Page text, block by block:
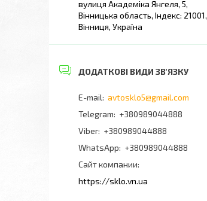
вулиця Академіка Янгеля, 5,
Вінницька область, Індекс: 21001,
Вінниця, Україна
avtosklo5@gmail.com
+380989044888
+380989044888
+380989044888
Сайт компании
https://sklo.vn.ua